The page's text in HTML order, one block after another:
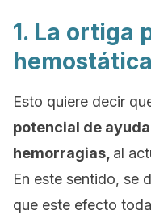
1. La ortiga
hemostática
Esto quiere decir
potencial de
hemorragias, al
En este sentido, se
que este efecto